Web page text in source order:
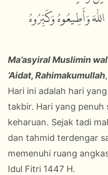
اللّٰهَ وَأَطِيعُوهُ وَكَبِّرُوهُ
Ma’asyiral Muslimin
‘Aidat, Rahimakumullah,
Hari ini adalah hari
takbir. Hari yang penuh
keharuan. Sejak tadi
dan tahmid terdengar
memenuhi ruang
Idul Fitri 1447 H.